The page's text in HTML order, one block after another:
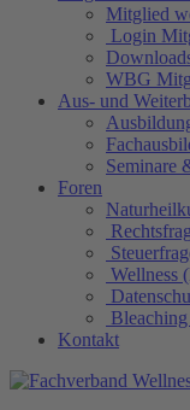
Mitglied
Login
WBG
Aus- und
Seminare
Foren
Wellness
Kontakt